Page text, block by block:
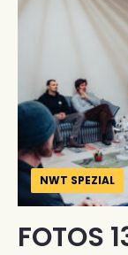
NWT SPEZIAL
FOTOS